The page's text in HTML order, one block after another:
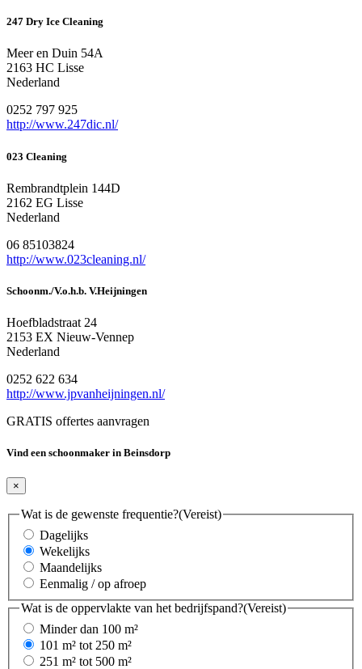
247 Dry Ice Cleaning
Meer en Duin 54A
2163 HC Lisse
Nederland
0252 797 925
http://www.247dic.nl/
023 Cleaning
Rembrandtplein 144D
2162 EG Lisse
Nederland
06 85103824
http://www.023cleaning.nl/
Schoonm./V.o.h.b. V.Heijningen
Hoefbladstraat 24
2153 EX Nieuw-Vennep
Nederland
0252 622 634
http://www.jpvanheijningen.nl/
GRATIS offertes aanvragen
Vind een schoonmaker in Beinsdorp
×
Wat is de gewenste frequentie?(Vereist)
Dagelijks
Wekelijks
Maandelijks
Eenmalig / op afroep
Wat is de oppervlakte van het bedrijfspand?(Vereist)
Minder dan 100 m²
101 m² tot 250 m²
251 m² tot 500 m²